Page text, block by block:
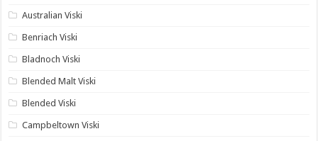
Australian Viski
Benriach Viski
Bladnoch Viski
Blended Malt Viski
Blended Viski
Campbeltown Viski